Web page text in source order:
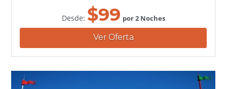
Desde: $99 por 2 Noches
Ver Oferta